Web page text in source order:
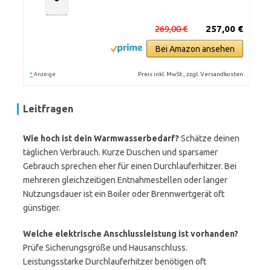
257,00 €
269,00 €
Bei Amazon ansehen
* Anzeige Preis inkl. MwSt., zzgl. Versandkosten
Leitfragen
Wie hoch ist dein Warmwasserbedarf? Schätze deinen
täglichen Verbrauch. Kurze Duschen und sparsamer
Gebrauch sprechen eher für einen Durchlauferhitzer. Bei
mehreren gleichzeitigen Entnahmestellen oder langer
Nutzungsdauer ist ein Boiler oder Brennwertgerät oft
günstiger.
Welche elektrische Anschlussleistung ist vorhanden?
Prüfe Sicherungsgröße und Hausanschluss.
Leistungsstarke Durchlauferhitzer benötigen oft